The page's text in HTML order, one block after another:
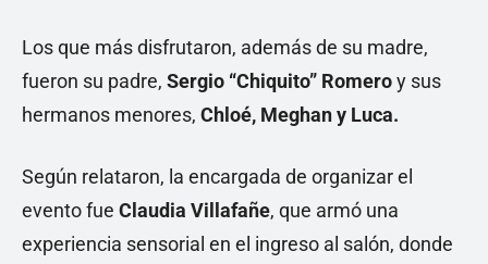
Los que más disfrutaron, además de su madre,
fueron su padre, Sergio “Chiquito” Romeroy sus
hermanos menores, Chloé, Meghan y Luca.
Según relataron, la encargada de organizar el
evento fue Claudia Villafañe, que armó una
experiencia sensorial en el ingreso al salón, donde